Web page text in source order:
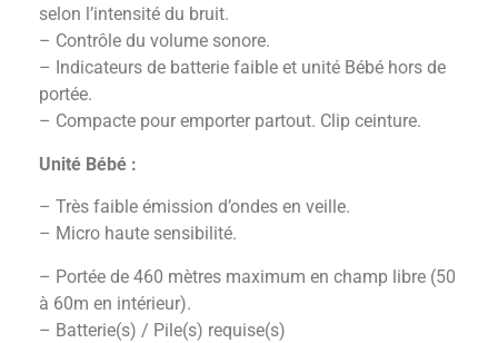
selon l’intensité du bruit.
– Contrôle du volume sonore.
– Indicateurs de batterie faible et unité Bébé hors de
portée.
– Compacte pour emporter partout. Clip ceinture.
Unité Bébé :
– Très faible émission d’ondes en veille.
– Micro haute sensibilité.
– Portée de 460 mètres maximum en champ libre (50
à 60m en intérieur).
– Batterie(s) / Pile(s) requise(s)